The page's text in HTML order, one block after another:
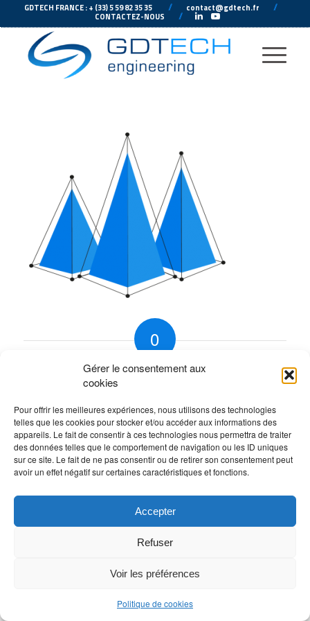
Gérer le consentement aux
cookies
Pour offrir les meilleures expériences, nous utilisons des technologies
telles que les cookies pour stocker et/ou accéder aux informations des
appareils. Le fait de consentir à ces technologies nous permettra de traiter
des données telles que le comportement de navigation ou les ID uniques
sur ce site. Le fait de ne pas consentir ou de retirer son consentement peut
avoir un effet négatif sur certaines caractéristiques et fonctions.
Accepter
Refuser
Voir les préférences
Politique de cookies
GDTECH FRANCE : + (33) 5 59 82 35 35 //--- contact@gdtech.fr //--
CONTACTEZ-NOUS ---// ---
0
RÉPONSES
Laisser un commentaire
Rejoindre la discussion?
N’hésitez pas à contribuer !
Vous devezvous connecterpour publier un
commentaire.